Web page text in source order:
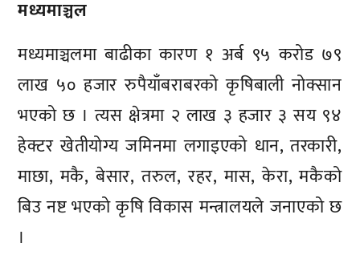
मध्यमाञ्चल
मध्यमाञ्चलमा बाढीका कारण १ अर्ब ९५ करोड ७९
लाख ५० हजार रुपैयाँबराबरको कृषिबाली नोक्सान
भएको छ । त्यस क्षेत्रमा २ लाख ३ हजार ३ सय ९४
हेक्टर खेतीयोग्य जमिनमा लगाइएको धान, तरकारी,
माछा, मकै, बेसार, तरुल, रहर, मास, केरा, मकैको
बिउ नष्ट भएको कृषि विकास मन्त्रालयले जनाएको छ
।